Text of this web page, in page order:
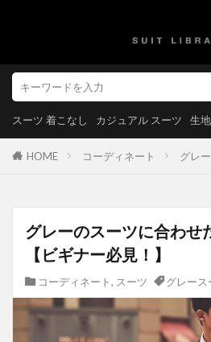
スーツ 着こなし カジュアル スーツ 生地
HOME コーディネート グレ
グレーのスーツに合わせ
【ビギナー必見！】
コーディネート, スーツ グレース